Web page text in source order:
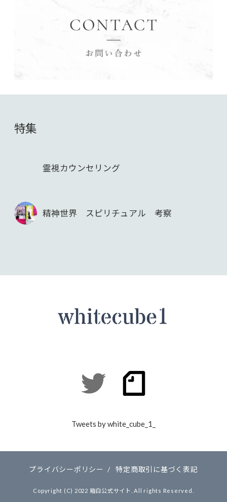
特集
霊視カウンセリング
精神世界 スピリチュアル 考察
Tweets by white_cube_1_
プライバシーポリシー / 特定商取引に基づく表記
Copyright (C) 2022 箱白公式サイト. All rights Reserved.